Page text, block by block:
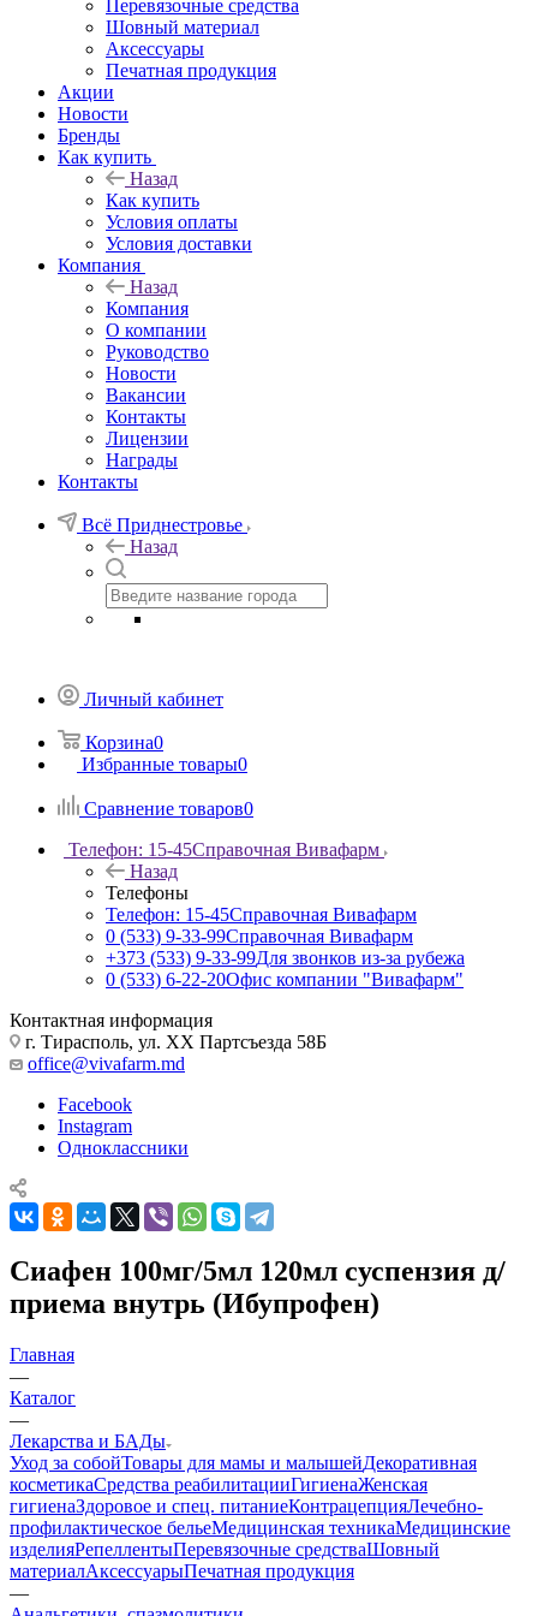
Перевязочные средства
Шовный материал
Аксессуары
Печатная продукция
Акции
Новости
Бренды
Как купить
Назад
Как купить
Условия оплаты
Условия доставки
Компания
Назад
Компания
О компании
Руководство
Новости
Вакансии
Контакты
Лицензии
Награды
Контакты
Всё Приднестровье
Назад
Личный кабинет
Корзина0
Избранные товары0
Сравнение товаров0
Телефон: 15-45Справочная Вивафарм
Назад
Телефоны
Телефон: 15-45Справочная Вивафарм
0 (533) 9-33-99Справочная Вивафарм
+373 (533) 9-33-99Для звонков из-за рубежа
0 (533) 6-22-20Офис компании "Вивафарм"
Контактная информация
г. Тирасполь, ул. ХХ Партсъезда 58Б
office@vivafarm.md
Facebook
Instagram
Одноклассники
Сиафен 100мг/5мл 120мл суспензия д/
приема внутрь (Ибупрофен)
Главная
—
Каталог
—
Лекарства и БАДы
Уход за собойТовары для мамы и малышейДекоративная
косметикаСредства реабилитацииГигиенаЖенская
гигиенаЗдоровое и спец. питаниеКонтрацепцияЛечебно-
профилактическое бельеМедицинская техникаМедицинские
изделияРепеллентыПеревязочные средстваШовный
материалАксессуарыПечатная продукция
—